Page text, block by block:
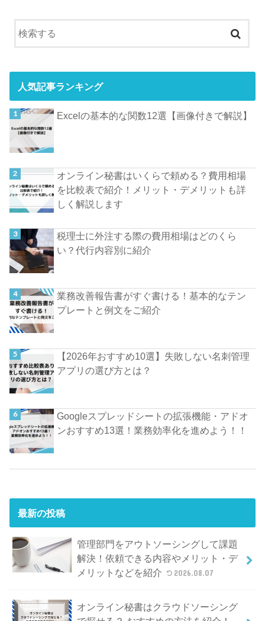
人気記事ランキング
Excelの基本的な関数12選【画像付きで解説】
オンライン秘書はいくらで頼める？費用相場
を比較表で紹介！メリット・デメリットも詳
しく解説します
税理士に外注する際の費用相場はどのくら
い？代行内容別に紹介
業務改善報告書がすぐ書ける！基本的なテン
プレートと例文をご紹介
【2026年おすすめ10選】失敗しない名刺管理
アプリの選び方とは？
Googleスプレッドシートの拡張機能・アドオ
ンおすすめ13選！業務効率化を進めよう！！
最新の投稿
管理部門をアウトソーシングして課題
解決！依頼できる内容やメリット・デ
メリットなどを紹介
2026.08.07
オンライン秘書はクラウドソーシング